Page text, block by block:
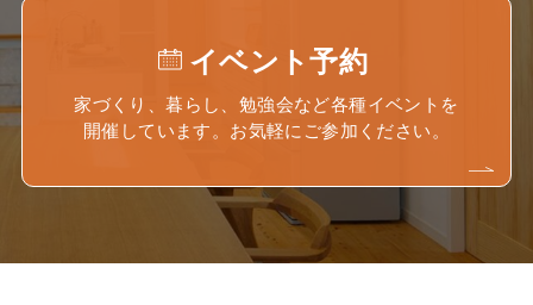
イベント予約
家づくり、暮らし、勉強会など各種イベントを
開催しています。お気軽にご参加ください。